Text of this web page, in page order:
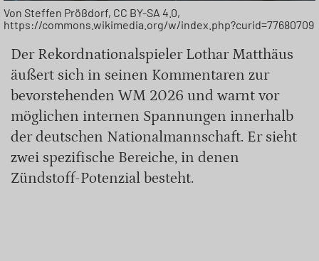
Von Steffen Prößdorf, CC BY-SA 4.0,
https://commons.wikimedia.org/w/index.php?curid=77680709
Der Rekordnationalspieler Lothar Matthäus
äußert sich in seinen Kommentaren zur
bevorstehenden WM 2026 und warnt vor
möglichen internen Spannungen innerhalb
der deutschen Nationalmannschaft. Er sieht
zwei spezifische Bereiche, in denen
Zündstoff-Potenzial besteht.